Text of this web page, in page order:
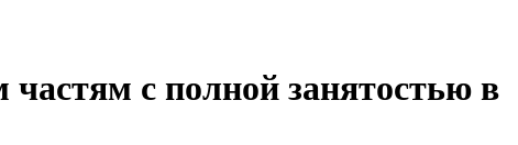
частям с полной занятостью в